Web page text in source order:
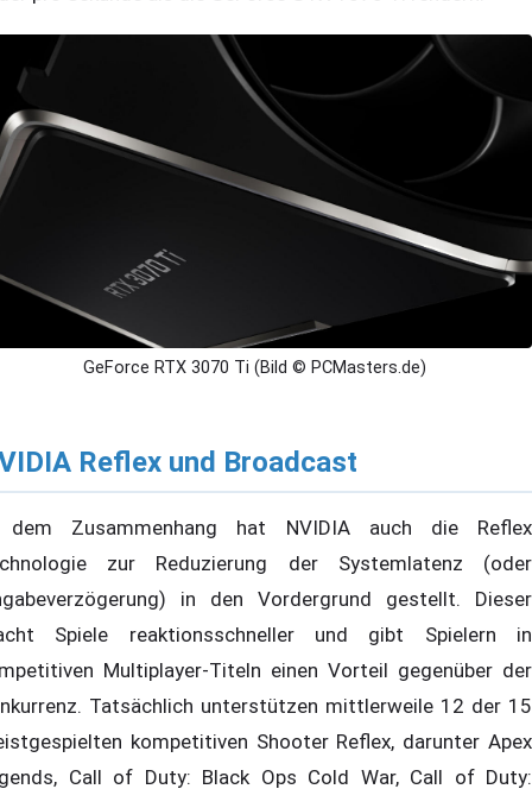
GeForce RTX 3070 Ti (Bild © PCMasters.de)
Reflex und Broadcast
Zusammenhang hat NVIDIA auch die Reflex
zur Reduzierung der Systemlatenz (oder
in den Vordergrund gestellt. Dieser
Spiele reaktionsschneller und gibt Spielern in
Multiplayer-Titeln einen Vorteil gegenüber der
Tatsächlich unterstützen mittlerweile 12 der 15
kompetitiven Shooter Reflex, darunter Apex
Call of Duty: Black Ops Cold War, Call of Duty: